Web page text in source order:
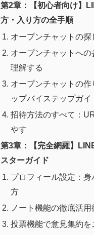
第2章：【初心者向け】
方・入り方の全手順
オープンチャットの
オープンチャットへ
理解する
オープンチャットの
ップバイステップガイ
招待方法のすべて：
やす
第3章：【完全網羅】
スターガイド
プロフィール設定：
方
ノート機能の徹底活用
投票機能で意見集約を